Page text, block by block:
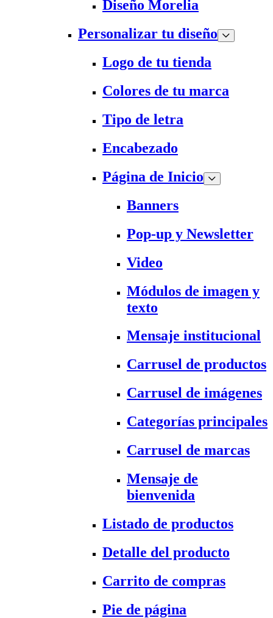
Diseño Morelia
Personalizar tu diseño
Logo de tu tienda
Colores de tu marca
Tipo de letra
Encabezado
Página de Inicio
Banners
Pop-up y Newsletter
Video
Módulos de imagen y
texto
Mensaje institucional
Carrusel de productos
Carrusel de imágenes
Categorías principales
Carrusel de marcas
Mensaje de
bienvenida
Listado de productos
Detalle del producto
Carrito de compras
Pie de página